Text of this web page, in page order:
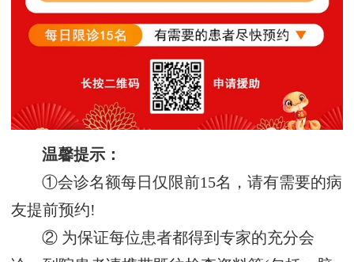
温馨提示：
①会诊名额每日仅限前15名，请有需要的病
友提前预约!
② 为保证每位患者都得到专家的充分会